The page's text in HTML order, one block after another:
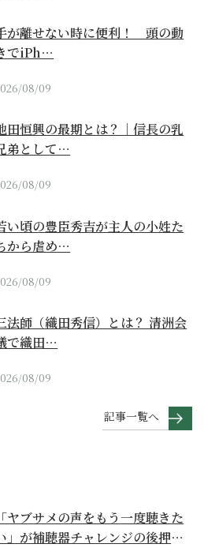
が離せない時に便利！ 頭の動
でiPh…
08/09
田恒興の最期とは？｜信長の乳
弟として…
08/09
い頃の豊臣秀吉が主人の小姓た
から虐め…
08/09
法師（織田秀信）とは？ 清洲会
で織田…
08/09
記事一覧へ
「ヤブサメの声をもう一度聴きた
」が補聴器チャレンジの後押し